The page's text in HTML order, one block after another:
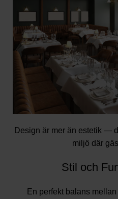
Design är mer än estetik —
miljö där
Stil och
En perfekt balans